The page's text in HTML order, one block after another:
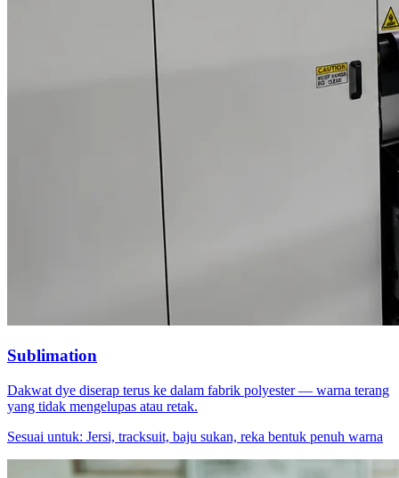
Sublimation
Dakwat dye diserap terus ke dalam fabrik polyester — warna terang
yang tidak mengelupas atau retak.
Sesuai untuk: Jersi, tracksuit, baju sukan, reka bentuk penuh warna